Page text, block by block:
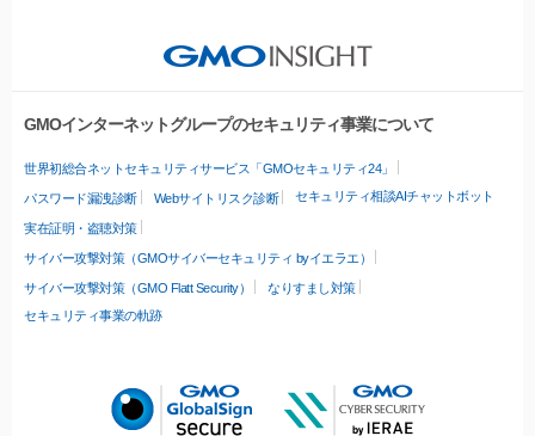
GMOインターネットグループのセキュリティ事業について
世界初総合ネットセキュリティサービス「GMOセキュリティ24」
パスワード漏洩診断 Webサイトリスク診断 セキュリティ相談AIチャットボット
実在証明・盗聴対策
サイバー攻撃対策（GMOサイバーセキュリティ byイエラエ）
サイバー攻撃対策（GMO Flatt Security）
なりすまし対策
セキュリティ事業の軌跡